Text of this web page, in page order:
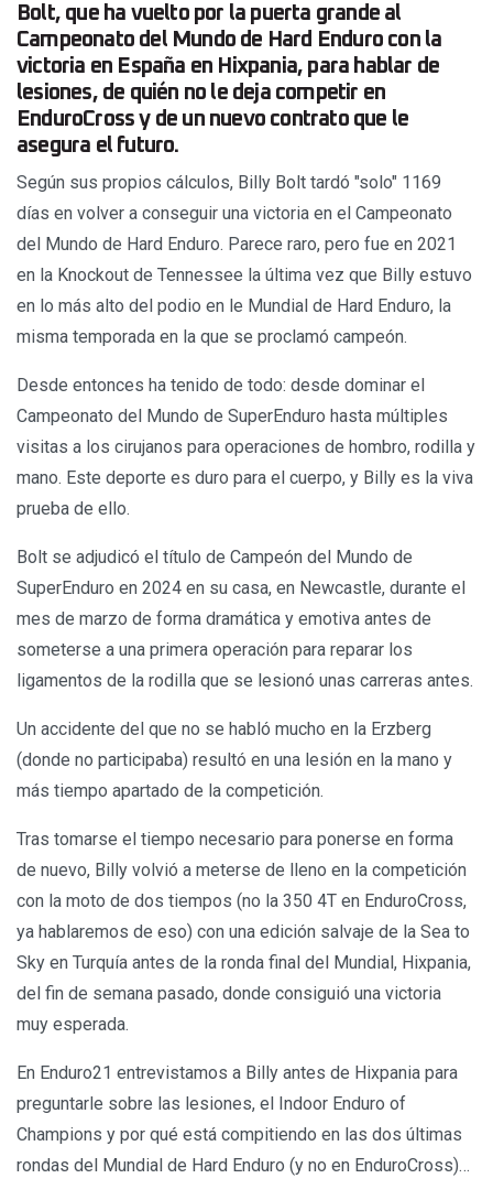
Bolt, que ha vuelto por la puerta grande al
Campeonato del Mundo de Hard Enduro con la
victoria en España en Hixpania, para hablar de
lesiones, de quién no le deja competir en
EnduroCross y de un nuevo contrato que le
asegura el futuro.
Según sus propios cálculos, Billy Bolt tardó "solo" 1169
días en volver a conseguir una victoria en el Campeonato
del Mundo de Hard Enduro. Parece raro, pero fue en 2021
en la Knockout de Tennessee la última vez que Billy estuvo
en lo más alto del podio en le Mundial de Hard Enduro, la
misma temporada en la que se proclamó campeón.
Desde entonces ha tenido de todo: desde dominar el
Campeonato del Mundo de SuperEnduro hasta múltiples
visitas a los cirujanos para operaciones de hombro, rodilla y
mano. Este deporte es duro para el cuerpo, y Billy es la viva
prueba de ello.
Bolt se adjudicó el título de Campeón del Mundo de
SuperEnduro en 2024 en su casa, en Newcastle, durante el
mes de marzo de forma dramática y emotiva antes de
someterse a una primera operación para reparar los
ligamentos de la rodilla que se lesionó unas carreras antes.
Un accidente del que no se habló mucho en la Erzberg
(donde no participaba) resultó en una lesión en la mano y
más tiempo apartado de la competición.
Tras tomarse el tiempo necesario para ponerse en forma
de nuevo, Billy volvió a meterse de lleno en la competición
con la moto de dos tiempos (no la 350 4T en EnduroCross,
ya hablaremos de eso) con una edición salvaje de la Sea to
Sky en Turquía antes de la ronda final del Mundial, Hixpania,
del fin de semana pasado, donde consiguió una victoria
muy esperada.
En Enduro21 entrevistamos a Billy antes de Hixpania para
preguntarle sobre las lesiones, el Indoor Enduro of
Champions y por qué está compitiendo en las dos últimas
rondas del Mundial de Hard Enduro (y no en EnduroCross)…